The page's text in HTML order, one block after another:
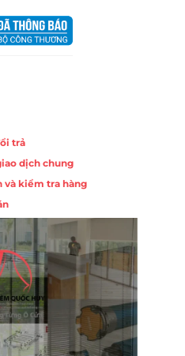
trả
dịch chung
và kiểm tra hàng